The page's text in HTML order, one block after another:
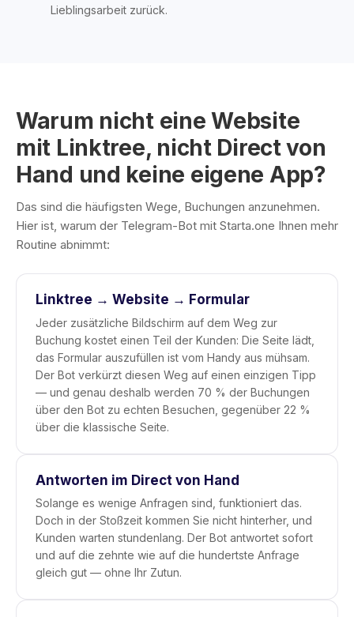
Lieblingsarbeit zurück.
Warum nicht eine Website
mit Linktree, nicht Direct von
Hand und keine eigene App?
Das sind die häufigsten Wege, Buchungen anzunehmen.
Hier ist, warum der Telegram-Bot mit Starta.one Ihnen mehr
Routine abnimmt:
Linktree → Website → Formular
Jeder zusätzliche Bildschirm auf dem Weg zur
Buchung kostet einen Teil der Kunden: Die Seite lädt,
das Formular auszufüllen ist vom Handy aus mühsam.
Der Bot verkürzt diesen Weg auf einen einzigen Tipp
— und genau deshalb werden 70 % der Buchungen
über den Bot zu echten Besuchen, gegenüber 22 %
über die klassische Seite.
Antworten im Direct von Hand
Solange es wenige Anfragen sind, funktioniert das.
Doch in der Stoßzeit kommen Sie nicht hinterher, und
Kunden warten stundenlang. Der Bot antwortet sofort
und auf die zehnte wie auf die hundertste Anfrage
gleich gut — ohne Ihr Zutun.